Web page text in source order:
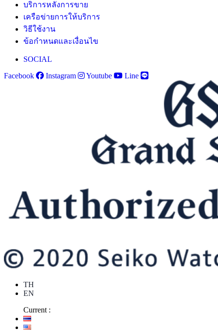
บริการหลังการขาย
เครือข่ายการให้บริการ
วิธีใช้งาน
ข้อกำหนดและเงื่อนไข
SOCIAL
Facebook
Instagram Youtube Line
TH
EN
Current :